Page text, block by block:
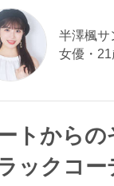
半澤楓サ
女優・21
トから
ックコ